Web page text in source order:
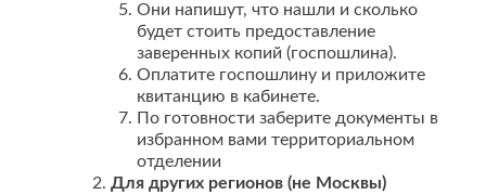
Они напишут, что нашли и сколько
будет стоить предоставление
заверенных копий (госпошлина).
Оплатите госпошлину и приложите
квитанцию в кабинете.
По готовности заберите документы в
избранном вами территориальном
отделении
Для других регионов (не Москвы)